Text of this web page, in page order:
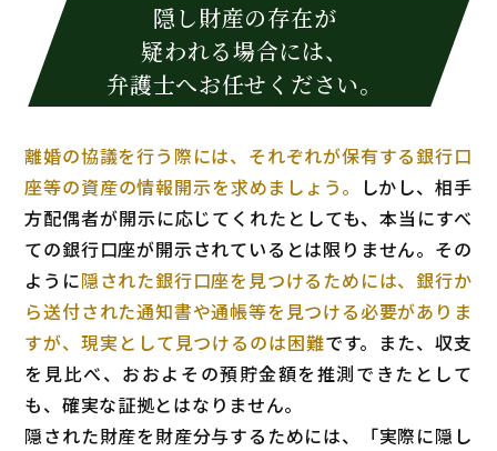
隠し財産の存在が
疑われる場合には、
弁護士へお任せください。
離婚の協議を行う際には、それぞれが保有する銀行口
座等の資産の情報開示を求めましょう。
しかし、相手
方配偶者が開示に応じてくれたとしても、本当にすべ
ての銀行口座が開示されているとは限りません。その
ように隠された銀行口座を見つけるためには、銀行か
ら送付された通知書や通帳等を見つける必要がありま
すが、現実として見つけるのは困難です。また、収支
を見比べ、おおよその預貯金額を推測できたとして
も、確実な証拠とはなりません。
隠された財産を財産分与するためには、「実際に隠し